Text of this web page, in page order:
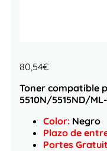
80,54€
Toner compatible
5510N/5515ND/
Color: Negro
Plazo de
Portes